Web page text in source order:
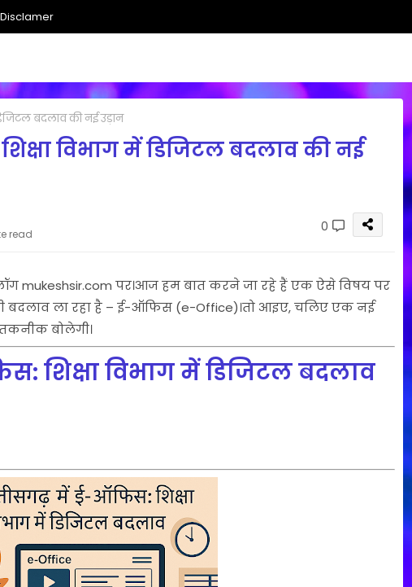
Disclamer
बदलाव की नई उड़ान
विभाग में डिजिटल बदलाव की नई
read 0
mukeshsir.com पर।आज हम बात करने जा रहे हैं एक ऐसे विषय पर
बदलाव ला रहा है – ई-ऑफिस (e-Office)।तो आइए, चलिए एक नई
तकनीक बोलेगी।
शिक्षा विभाग में डिजिटल बदलाव